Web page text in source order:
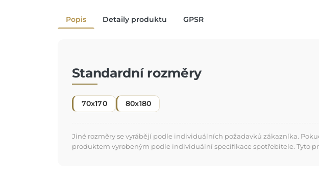
Popis Detaily produktu GPSR
Standardní rozměry
70x170 80x180
Jiné rozměry se vyrábějí podle individuálních požadavků zákazníka.
produktem vyrobeným podle individuální specifikace spotřebitele. Tyto